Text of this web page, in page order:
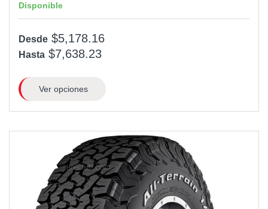
Disponible
Desde $5,178.16
Hasta $7,638.23
Ver opciones